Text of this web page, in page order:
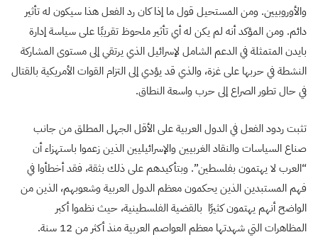
والأوروبيين. ومن المستحيل قول ما إذا كان رد الفعل هذا سيكون له تأثير
دائم. ومن المؤكد أنه لم يكن له أي تأثير ملحوظ تقريبًا على سياسة إدارة
بايدن المتمثلة في الدعم الشامل لإسرائيل الذي يرتقي إلى مستوى المشاركة
النشطة في حربها على غزة، والذي قد يؤدي إلى التزام القوات الأمريكية بالقتال
في حال تطور الصراع إلى حرب واسعة النطاق.
تثبت ردود الفعل في الدول العربية على الأقل الجهل المطلق من جانب
صناع السياسات والنقاد الغربيين والإسرائيليين الذين زعموا باستهزاء أن
“العرب لا يهتمون بفلسطين”. وبتأكيدهم على ذلك بثقة، فقد أخطأوا في
فهم المستبدين الذين يحكمون معظم الدول العربية وشعوبهم، الذين من
الواضح أنهم يهتمون كثيرًا بالقضية الفلسطينية، حيث نظموا أكبر
المظاهرات التي شهدتها معظم العواصم العربية منذ أكثر من 12 سنة.